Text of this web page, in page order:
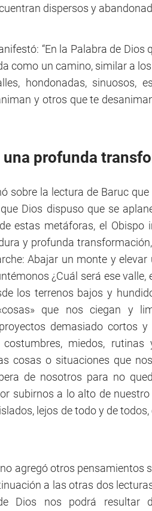
dispersos y
“En la Palabra de Dios
como un camino, similar a
hondonadas, sinuosos,
y otros que te
una profunda
sobre la lectura de Baruc
Dios dispuso que se
estas metáforas, el Obispo
y profunda
Abajar un monte y
¿Cuál será ese
los terrenos bajos y
que nos ciegan y
demasiado cortos y
costumbres, miedos,
cosas o situaciones que
de nosotros para no
subirnos a lo alto de
lejos de todo y de
agregó otros pensamientos
a las otras dos
Dios nos podrá resultar